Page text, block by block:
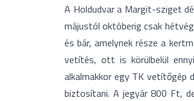
A Holdudvar a Margit-sziget
májustól októberig csak
és bár, amelynek része a
vetítés, ott is körülbelül
alkalmakkor egy TK vetítőgép
biztosítani. A jegyár 800 Ft,